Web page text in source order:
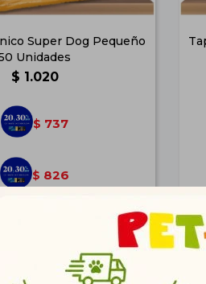
Super Dog Pequeño
Unidades
$ 1.020
$ 737
$ 826